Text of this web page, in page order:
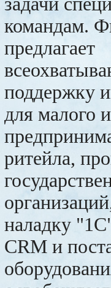
командам.
предлагает
поддержку
для малого
ритейла,
наладку
CRM и